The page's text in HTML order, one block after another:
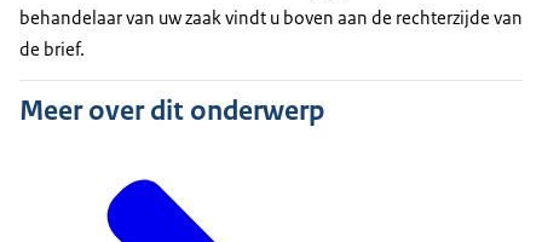
behandelaar van uw zaak vindt u boven aan de rechterzijde van
de brief.
Meer over dit onderwerp